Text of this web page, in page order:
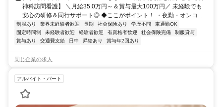
神科訪問看護】 ＼月給35.0万円～＆賞与最大100万円／ 未経験でも
安心の研修＆同行サポート◎ ◆ここがポイント！ ・夜勤・オンコ...
制服あり 業界未経験者歓迎 長期 社会保険あり 学歴不問
車通勤OK
固定時間制
未経験者歓迎 経験者歓迎 有資格者歓迎 社会保険完備
制服貸与
賞与あり
交通費支給 日中 昇給あり 賞与年2回あり
同じ企業の求人
アルバイト・パート